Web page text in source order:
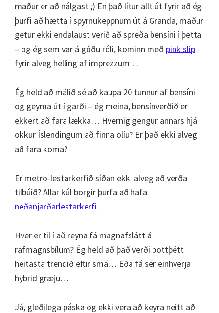
maður er að nálgast ;) En það lítur allt út fyrir að ég
þurfi að hætta í spyrnukeppnum út á Granda, maður
getur ekki endalaust verið að spreða bensíni í þetta
– og ég sem var á góðu róli, kominn með pink slip
fyrir alveg helling af imprezzum…
Ég held að málið sé að kaupa 20 tunnur af bensíni
og geyma út í garði – ég meina, bensínverðið er
ekkert að fara lækka… Hvernig gengur annars hjá
okkur Íslendingum að finna olíu? Er það ekki alveg
að fara koma?
Er metro-lestarkerfið síðan ekki alveg að verða
tilbúið? Allar kúl borgir þurfa að hafa
neðanjarðarlestarkerfi.
Hver er til í að reyna fá magnafslátt á
rafmagnsbílum? Ég held að það verði pottþétt
heitasta trendið eftir smá… Eða fá sér einhverja
hybrid græju…
Já, gleðilega páska og ekki vera að keyra neitt að